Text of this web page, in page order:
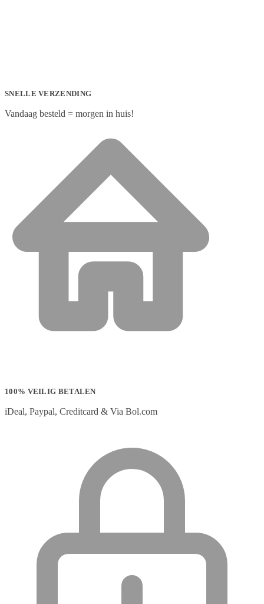
SNELLE VERZENDING
Vandaag besteld = morgen in huis!
100% VEILIG BETALEN
iDeal, Paypal, Creditcard & Via Bol.com